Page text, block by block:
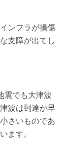
ンフラが損傷
支障が出てし
震でも大津波
波は到達が早
さいものであ
ます。